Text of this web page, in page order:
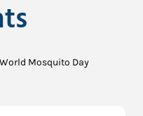
World Mosquito Day